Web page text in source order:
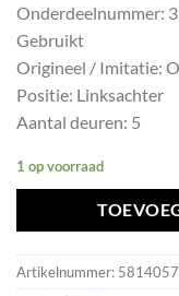
Onderdeelnummer:
Gebruikt
Origineel / Imitatie:
Positie: Linksachter
Aantal deuren: 5
1 op voorraad
Artikelnummer: 5814057